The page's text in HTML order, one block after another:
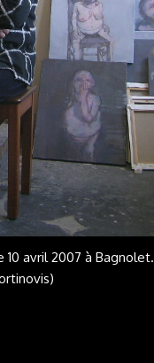
10 avril 2007 à Bagnolet.